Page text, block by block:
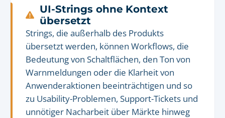
UI-Strings ohne Kontext
übersetzt
Strings, die außerhalb des Produkts
übersetzt werden, können Workflows, die
Bedeutung von Schaltflächen, den Ton von
Warnmeldungen oder die Klarheit von
Anwenderaktionen beeinträchtigen und so
zu Usability-Problemen, Support-Tickets und
unnötiger Nacharbeit über Märkte hinweg